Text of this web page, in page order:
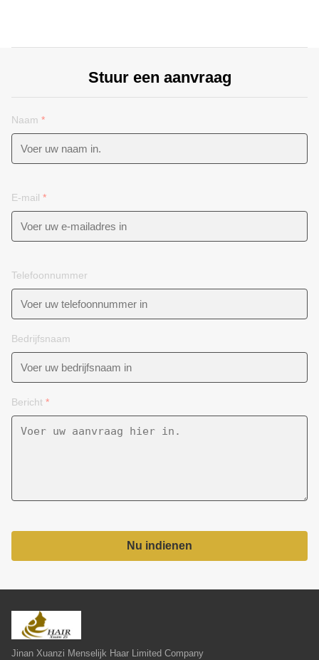
Stuur een aanvraag
Naam *
E-mail *
Telefoonnummer
Bedrijfsnaam
Bericht *
Nu indienen
Jinan Xuanzi Menselijk Haar Limited Company